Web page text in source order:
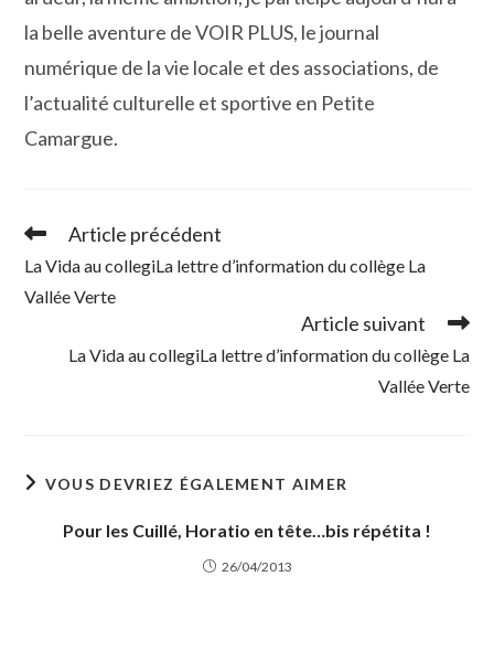
la belle aventure de VOIR PLUS, le journal
numérique de la vie locale et des associations, de
l’actualité culturelle et sportive en Petite
Camargue.
Read
articles
Article précédent
La Vida au collegiLa lettre d’information du collège La
Vallée Verte
Article suivant
La Vida au collegiLa lettre d’information du collège La
Vallée Verte
VOUS DEVRIEZ ÉGALEMENT AIMER
Pour les Cuillé, Horatio en tête…bis répétita !
26/04/2013